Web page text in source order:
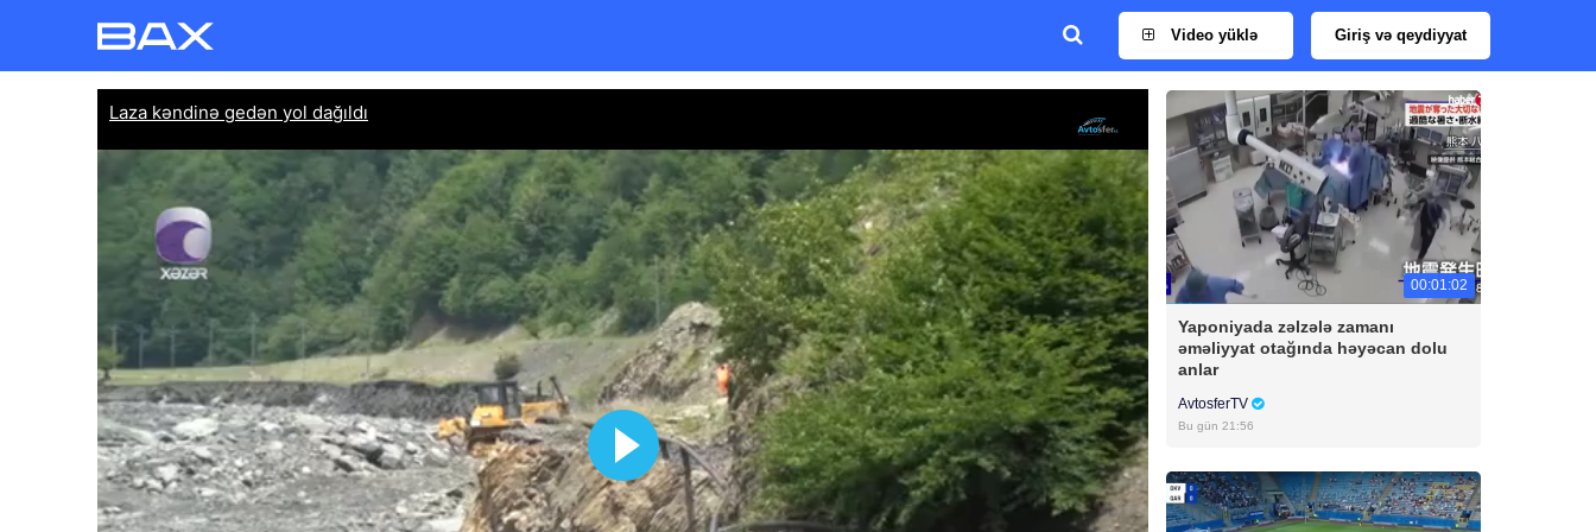
Video yüklə Giriş və qeydiyyat
00:01:02
Yaponiyada zəlzələ zamanı
əməliyyat otağında həyəcan dolu
anlar
AvtosferTV
Bu gün 21:56